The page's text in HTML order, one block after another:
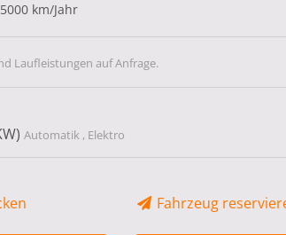
5000 km/Jahr
Laufleistungen auf Anfrage.
Automatik , Elektro
Fahrzeug